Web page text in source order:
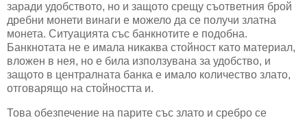
заради удобството, но и защото срещу съответния брой
дребни монети винаги е можело да се получи златна
монета. Ситуацията със банкнотите е подобна.
Банкнотата не е имала никаква стойност като материал,
вложен в нея, но е била използувана за удобство, и
защото в централната банка е имало количество злато,
отговарящо на стойността и.
Това обезпечение на парите със злато и сребро се